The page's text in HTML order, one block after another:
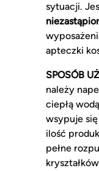
sytuacji.
apteczki
SPOSÓB
należy
ciepłą
wsypuje
ilość
pełne